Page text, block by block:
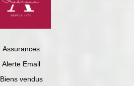
Assurances
Alerte Email
Biens vendus